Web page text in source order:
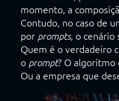
momento, a
Contudo, no caso de
por prompts, o cenário
Quem é o verdadeiro
o prompt? O algoritmo
Ou a empresa que